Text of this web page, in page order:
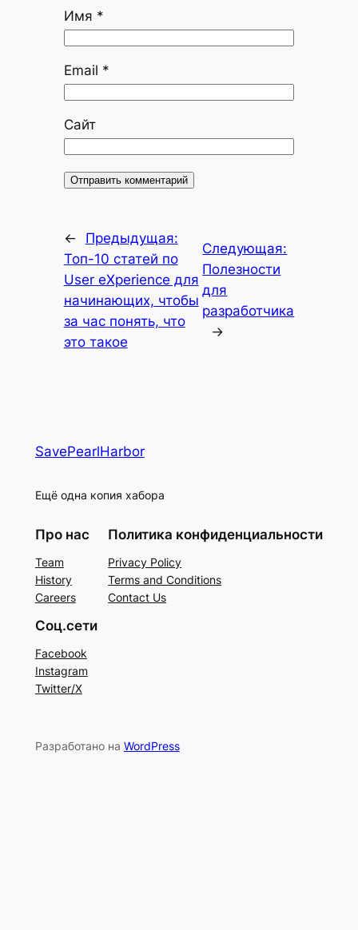
Имя *
Email *
Сайт
←
Предыдущая:
Топ-10 статей по
User eXperience для
начинающих, чтобы
за час понять, что
это такое
Следующая:
Полезности
для
разработчика
→
SavePearlHarbor
Ещё одна копия хабора
Про нас
Team
History
Careers
Политика конфиденциальности
Privacy Policy
Terms and Conditions
Contact Us
Соц.сети
Facebook
Instagram
Twitter/X
Разработано на WordPress